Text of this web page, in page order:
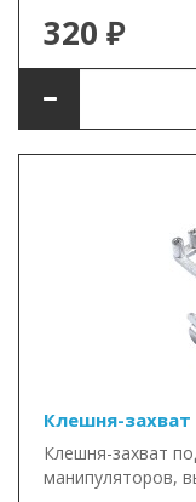
320 ₽
Клешня-
Клешня-захват
манипуляторов,